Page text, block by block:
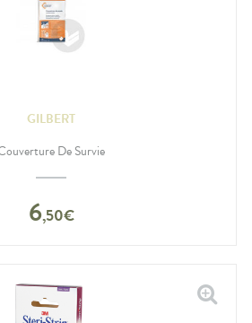
GILBERT
De Survie
6,50€